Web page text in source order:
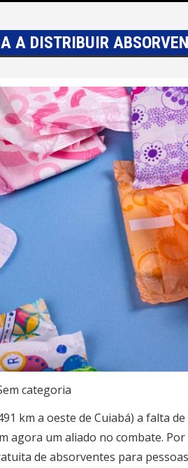
A DISTRIBUIR
categoria
km a oeste de Cuiabá) a falta
agora um aliado no combate.
de absorventes para